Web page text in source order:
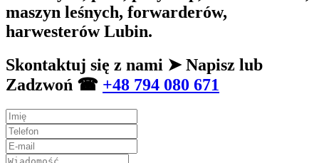
maszyn leśnych, forwarderów,
harwesterów Lubin.
Skontaktuj się z nami ➤ Napisz lub
Zadzwoń ☎ +48 794 080 671